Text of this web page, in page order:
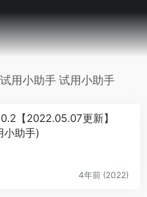
用小助手 试用小助手
【2022.05.07更新】
小助手)
4年前 (2022)